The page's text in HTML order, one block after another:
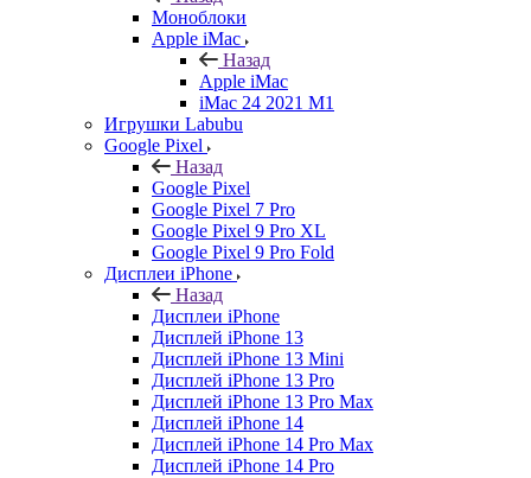
Моноблоки
Apple iMac
Назад
Apple iMac
iMac 24 2021 M1
Игрушки Labubu
Google Pixel
Назад
Google Pixel
Google Pixel 7 Pro
Google Pixel 9 Pro XL
Google Pixel 9 Pro Fold
Дисплеи iPhone
Назад
Дисплеи iPhone
Дисплей iPhone 13
Дисплей iPhone 13 Mini
Дисплей iPhone 13 Pro
Дисплей iPhone 13 Pro Max
Дисплей iPhone 14
Дисплей iPhone 14 Pro Max
Дисплей iPhone 14 Pro